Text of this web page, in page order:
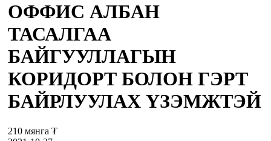
ОФФИС АЛБАН
ТАСАЛГАА
БАЙГУУЛЛАГЫН
КОРИДОРТ БОЛОН ГЭРТ
БАЙРЛУУЛАХ ҮЗЭМЖТЭЙ
210 мянга ₮